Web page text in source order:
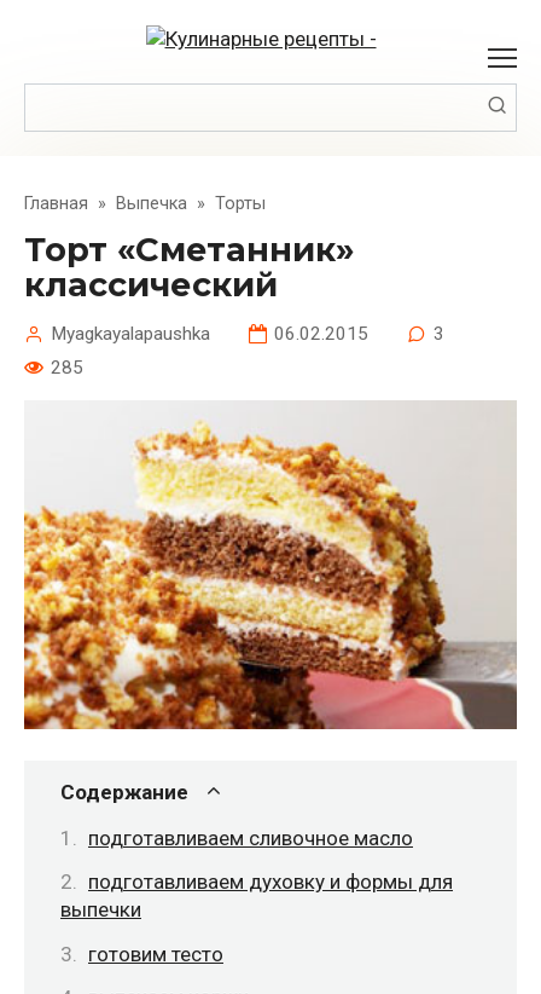
Главная » Выпечка » Торты
Торт «Сметанник»
классический
Myagkayalapaushka 06.02.2015
3
285
Содержание
подготавливаем сливочное масло
подготавливаем духовку и формы для
выпечки
готовим тесто